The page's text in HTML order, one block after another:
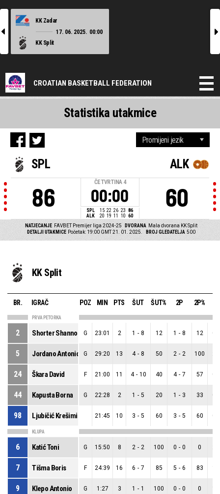
l
KK Zadar
17. 06. 2025. 00:00
KK Split
r
CROATIAN BASKETBALL FEDERATION
SPL
86
ČETVRTINA 4
00:00
SPL 15 22 26 23 86
ALK
20 19 11 10 60
ALK
60
NATJECANJE FAVBET Premijer liga 2024-25 DVORANA
Mala dvorana KK Split
DETALJI UTAKMICE Početak: 19:00 GMT 21. 01. 2025. BROJ GLEDATELJA 500
Statistika utakmice
KK Split
BR. IGRAČ POZ MIN PTS ŠUT ŠUT% 2P 2P%
PRVA PETORKA
2 G 23:01 2 1 - 8 12 1 - 8 12 0
5 Jordano Antonio G 29:20 13 4 - 8 50 2 - 2 100 2
24 Škara David F 21:00 11 4 - 10 40 4 - 7 57 0
44 Kapusta Borna G 22:28 2 1 - 5 20 1 - 3 33 0
98 Ljubičić Krešimir 21:45 10 3 - 5 60 3 - 5 60 0
KLUPA
6 Katić Toni G 15:50 8 2 - 2 100 0 - 0 0 2
7 Tišma Boris F 24:39 16 6 - 7 85 5 - 6 83 1
9 Klepo Antonio G 1:27 3 1 - 1 100 0 - 0 0 1